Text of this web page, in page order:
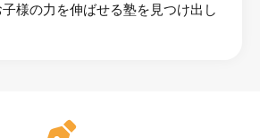
様の力を伸ばせる塾を見つけ出し